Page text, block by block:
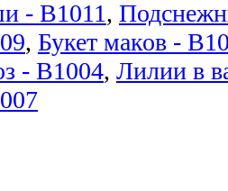
- B1011,
, Букет маков -
- B1004, Лилии в